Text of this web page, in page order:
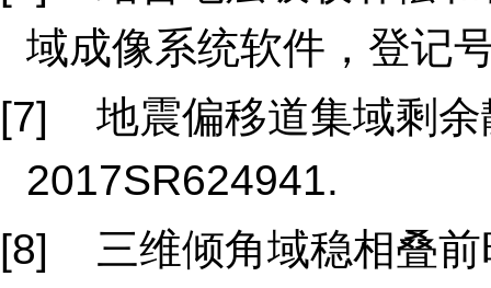
域成像系统软件，登记
[7] 地震偏移道集域剩余
2017SR624941.
[8] 三维倾角域稳相叠前